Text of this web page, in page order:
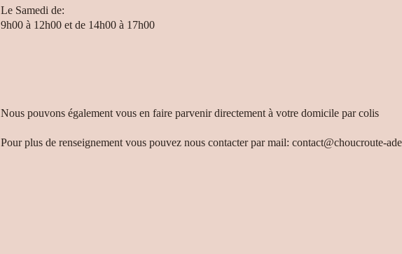
Le Samedi de:
9h00 à 12h00 et de 14h00 à 17h00
Nous pouvons également vous en faire parvenir directement à votre domicile par colis
Pour plus de renseignement vous pouvez nous contacter par mail: contact@choucroute-